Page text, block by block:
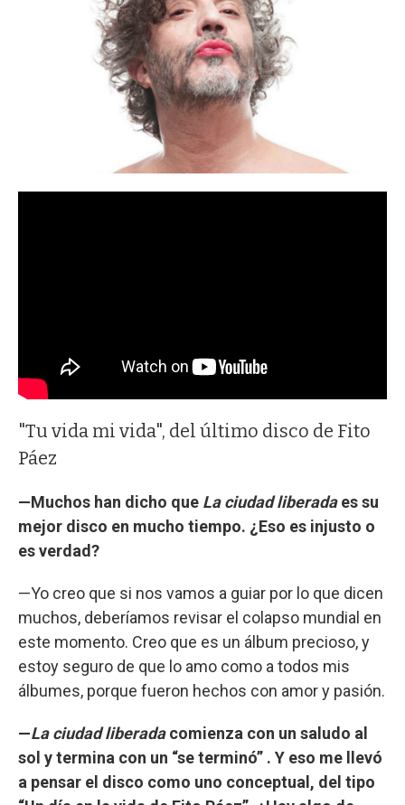
"Tu vida mi vida", del último disco de Fito
Páez
—Muchos han dicho que La ciudad liberadaes su
mejor disco en mucho tiempo. ¿Eso es injusto o
es verdad?
—Yo creo que si nos vamos a guiar por lo que dicen
muchos, deberíamos revisar el colapso mundial en
este momento. Creo que es un álbum precioso, y
estoy seguro de que lo amo como a todos mis
álbumes, porque fueron hechos con amor y pasión.
—La ciudad liberadacomienza con un saludo al
sol y termina con un “se terminó” . Y eso me llevó
a pensar el disco como uno conceptual, del tipo